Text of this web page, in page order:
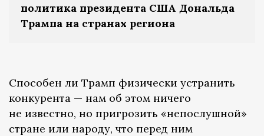
политика президента США Дональда
Трампа на странах региона
Способен ли Трамп физически устранить
конкурента — нам об этом ничего
не известно, но пригрозить «непослушной»
стране или народу, что перед ним